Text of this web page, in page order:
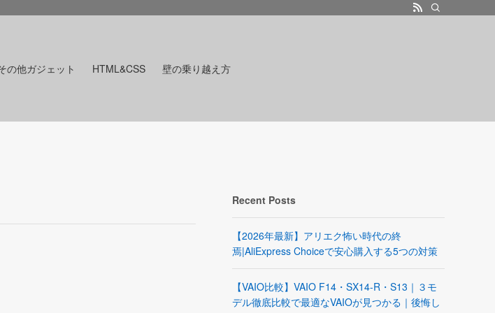
の他ガジェット HTML&CSS 壁の乗り越え方
Recent Posts
【2026年最新】アリエク怖い時代の終
焉|AliExpress Choiceで安心購入する5つの対策
【VAIO比較】VAIO F14・SX14-R・S13｜３モ
デル徹底比較で最適なVAIOが見つかる｜後悔し